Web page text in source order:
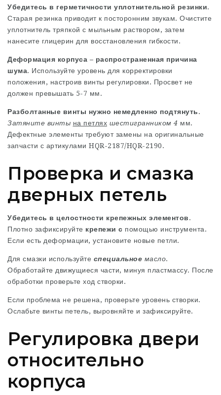
Убедитесь в герметичности уплотнительной резинки.
Старая резинка приводит к посторонним звукам. Очистите
уплотнитель тряпкой с мыльным раствором, затем
нанесите глицерин для восстановления гибкости.
Деформация корпуса – распространенная причина
шума. Используйте уровень для корректировки
положения, настроив винты регулировки. Просвет не
должен превышать 5-7 мм.
Разболтанные винты нужно немедленно подтянуть.
Затяните винты на петлях шестигранником 4 мм.
Дефектные элементы требуют замены на оригинальные
запчасти с артикулами HQR-2187/HQR-2190.
Проверка и смазка
дверных петель
Убедитесь в целостности крепежных элементов.
Плотно зафиксируйте крепежи с помощью инструмента.
Если есть деформации, установите новые петли.
Для смазки используйте специальное масло.
Обработайте движущиеся части, минуя пластмассу. После
обработки проверьте ход створки.
Если проблема не решена, проверьте уровень створки.
Ослабьте винты петель, выровняйте и зафиксируйте.
Регулировка двери
относительно
корпуса